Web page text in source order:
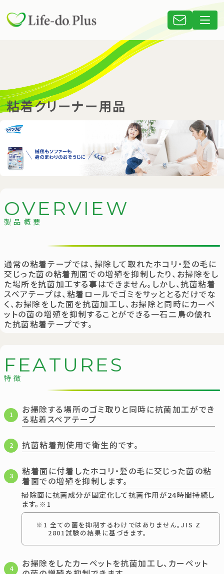
粘着クリーナー用品
OVE RVI EW
製品概要
通常の粘着テープでは、掃除して取れたホコリ・髪の毛に
交じった菌の粘着剤面での増殖を抑制したり、お掃除をし
た場所を抗菌加工する事はできません。しかし、抗菌粘着
スペアテープは、粘着ロールでゴミをサッととるだけでな
く、お掃除をした面を抗菌加工し、お掃除と同時にカーペ
ットの菌の増殖を抑制することができる一石二鳥の優れ
た抗菌粘着テープです。
FEATU RES
特徴
1
お掃除する場所のゴミ取りと同時に抗菌加工ができ
る粘着スペアテープ
2 抗菌粘着剤使用で衛生的です。
3
粘着面に付着したホコリ・髪の毛に交じった菌の粘
着面での増殖を抑制します。
掃除面に抗菌成分が固定化して抗菌作用が24時間持続し
ます。 ※1
※1 全ての菌を抑制するわけではありません。JIS Z
2801試験の結果に基づきます。
4
お掃除をしたカーペットを抗菌加工し、カーペット